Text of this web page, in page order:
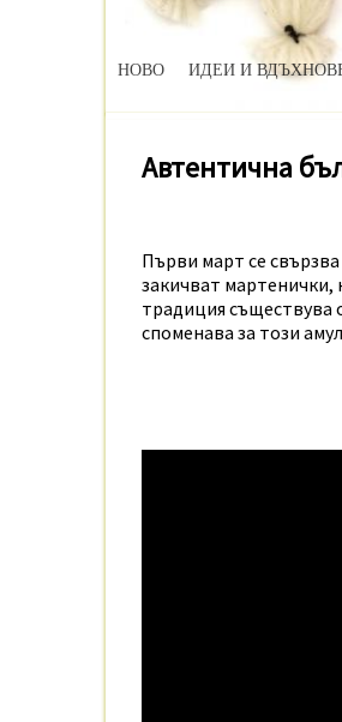
НОВО ИДЕИ И
Автентична
Първи март се
закичват мартенички,
традиция съществува
споменава за този